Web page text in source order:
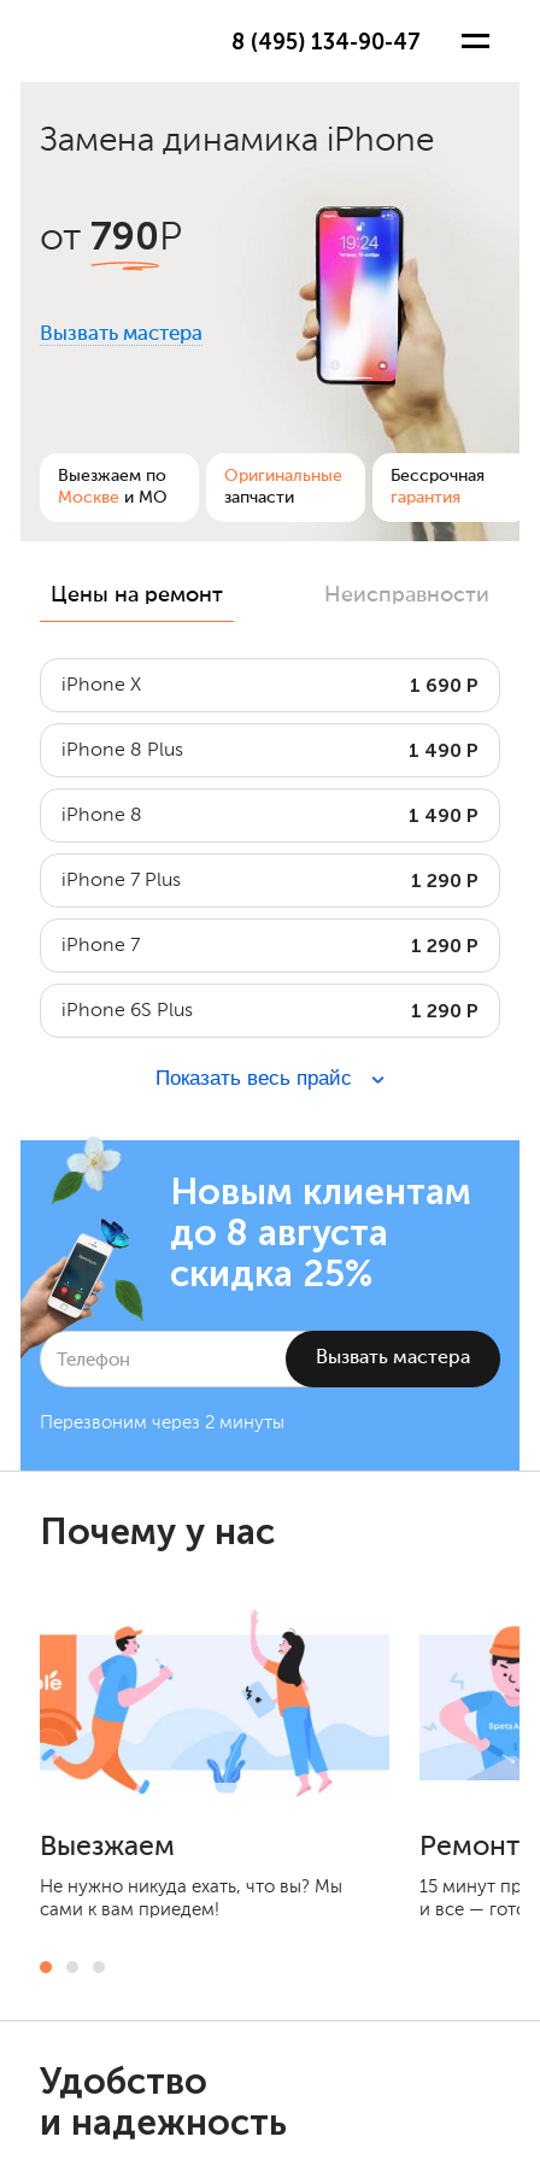
8 (495) 134-90-47
Замена динамика iPhone
от 790 Р
Вызвать мастера
Выезжаем по
Москве и МО
Оригинальные
запчасти
Бессрочная
гарантия
Цены на ремонт Неисправности
iPhone X 1 690 Р
iPhone 8 Plus 1 490 Р
iPhone 8 1 490 Р
iPhone 7 Plus 1 290 Р
iPhone 7 1 290 Р
iPhone 6S Plus 1 290 Р
Показать весь прайс
Новым клиентам
до 8 августа
скидка 25%
Перезвоним через 2 минуты
Почему у нас
Выезжаем
Не нужно никуда ехать, что вы? Мы
сами к вам приедем!
15 минут
и все —
Удобство
и надежность